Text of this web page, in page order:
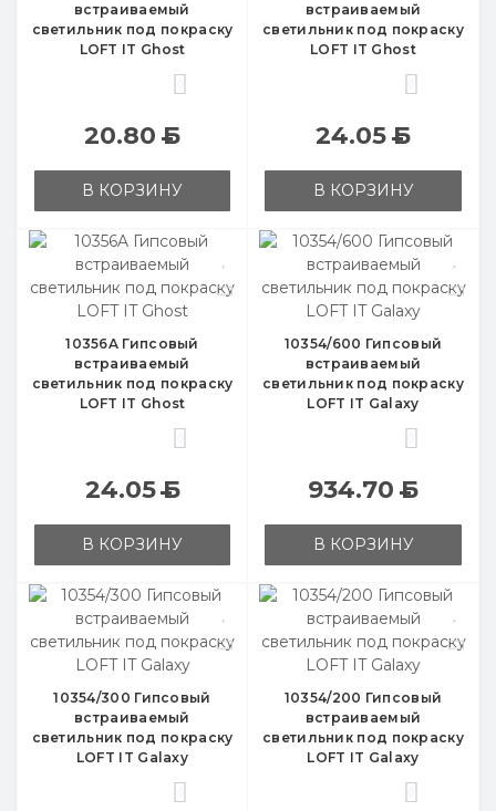
встраиваемый
светильник под покраску
LOFT IT Ghost
20.80Б
В КОРЗИНУ
встраиваемый
светильник под покраску
LOFT IT Ghost
24.05Б
В КОРЗИНУ
10356A Гипсовый
встраиваемый
светильник под покраску
LOFT IT Ghost
24.05Б
В КОРЗИНУ
10354/600 Гипсовый
встраиваемый
светильник под покраску
LOFT IT Galaxy
934.70Б
В КОРЗИНУ
10354/300 Гипсовый
встраиваемый
светильник под покраску
LOFT IT Galaxy
10354/200 Гипсовый
встраиваемый
светильник под покраску
LOFT IT Galaxy